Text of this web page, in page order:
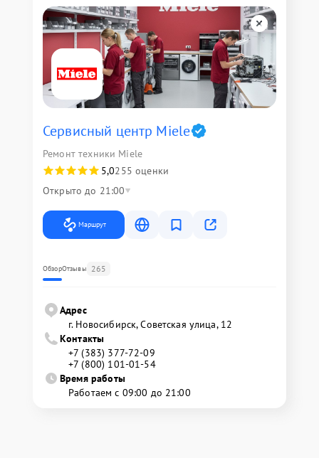
Сервисный центр Miele
Ремонт техники Miele
5,0255 оценки
Открыто до 21:00
Маршрут
ОбзорОтзывы 265
Адрес
г. Новосибирск, Советская улица, 12
Контакты
+7 (383) 377-72-09
+7 (800) 101-01-54
Время работы
Работаем с 09:00 до 21:00